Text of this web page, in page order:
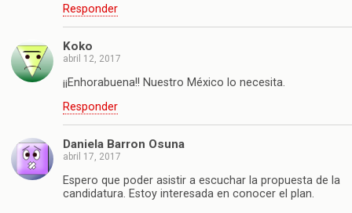
Responder
Koko
abril 12, 2017
¡¡Enhorabuena!! Nuestro México lo necesita.
Responder
Daniela Barron Osuna
abril 17, 2017
Espero que poder asistir a escuchar la propuesta de la
candidatura. Estoy interesada en conocer el plan.